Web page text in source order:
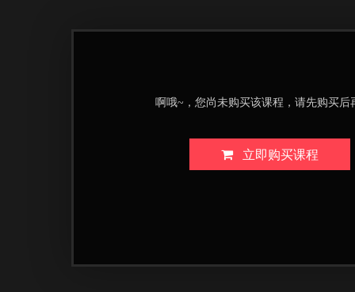
啊哦~，您尚未购买该课程，请先购买后
立即购买课程